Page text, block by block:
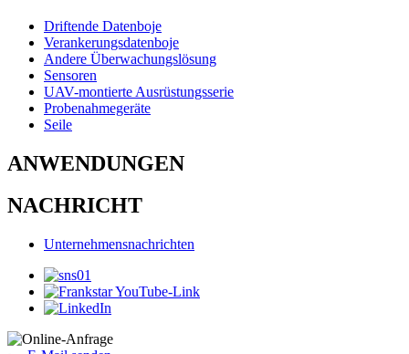
Driftende Datenboje
Verankerungsdatenboje
Andere Überwachungslösung
Sensoren
UAV-montierte Ausrüstungsserie
Probenahmegeräte
Seile
ANWENDUNGEN
NACHRICHT
Unternehmensnachrichten